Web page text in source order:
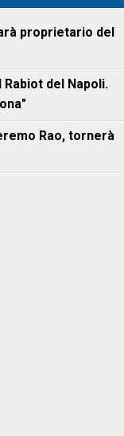
proprietario del
del Napoli.
Rao, tornerà